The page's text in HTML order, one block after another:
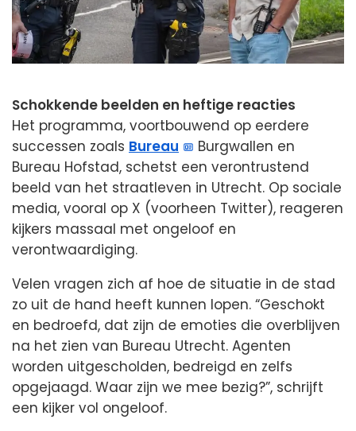
Schokkende beelden en heftige reacties
Het programma, voortbouwend op eerdere
successen zoals Bureau
Burgwallen en
Bureau Hofstad, schetst een verontrustend
beeld van het straatleven in Utrecht. Op sociale
media, vooral op X (voorheen Twitter), reageren
kijkers massaal met ongeloof en
verontwaardiging.
Velen vragen zich af hoe de situatie in de stad
zo uit de hand heeft kunnen lopen. “Geschokt
en bedroefd, dat zijn de emoties die overblijven
na het zien van Bureau Utrecht. Agenten
worden uitgescholden, bedreigd en zelfs
opgejaagd. Waar zijn we mee bezig?”, schrijft
een kijker vol ongeloof.